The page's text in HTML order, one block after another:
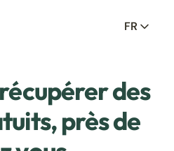
FR
des
près de